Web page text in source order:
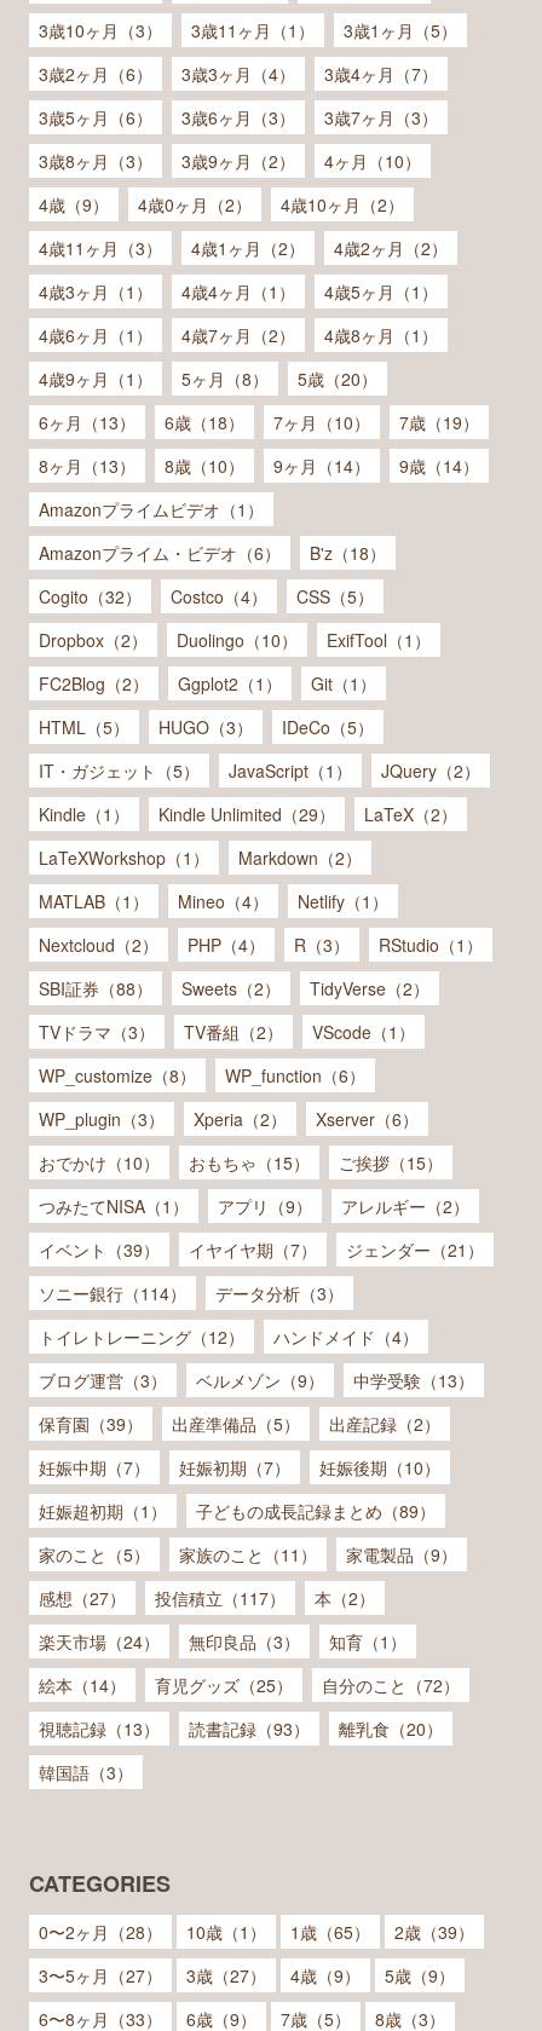
3歳10ヶ月（3）
3歳11ヶ月（1）
3歳1ヶ月（5）
3歳2ヶ月（6）
3歳3ヶ月（4）
3歳4ヶ月（7）
3歳5ヶ月（6）
3歳6ヶ月（3）
3歳7ヶ月（3）
3歳8ヶ月（3）
3歳9ヶ月（2）
4ヶ月（10）
4歳（9）
4歳0ヶ月（2）
4歳10ヶ月（2）
4歳11ヶ月（3）
4歳1ヶ月（2）
4歳2ヶ月（2）
4歳3ヶ月（1）
4歳4ヶ月（1）
4歳5ヶ月（1）
4歳6ヶ月（1）
4歳7ヶ月（2）
4歳8ヶ月（1）
4歳9ヶ月（1）
5ヶ月（8）
5歳（20）
6ヶ月（13）
6歳（18） 7ヶ月（10）
7歳（19）
8ヶ月（13）
8歳（10） 9ヶ月（14）
9歳（14）
Amazonプライムビデオ（1）
Amazonプライム・ビデオ（6）
B'z（18）
Cogito（32）
Costco（4）
CSS（5）
Dropbox（2）
Duolingo（10）
ExifTool（1）
FC2Blog（2）
Ggplot2（1）
Git（1）
HTML（5）
HUGO（3）
IDeCo（5）
IT・ガジェット（5）
JavaScript（1）
JQuery（2）
Kindle（1）
Kindle Unlimited（29）
LaTeX（2）
LaTeXWorkshop（1）
Markdown（2）
MATLAB（1）
Mineo（4）
Netlify（1）
Nextcloud（2）
PHP（4） R（3）
RStudio（1）
SBI証券（88）
Sweets（2）
TidyVerse（2）
TVドラマ（3）
TV番組（2）
VScode（1）
WP_customize（8）
WP_function（6）
WP_plugin（3）
Xperia（2）
Xserver（6）
おでかけ（10）
おもちゃ（15）
ご挨拶（15）
つみたてNISA（1）
アプリ（9）
アレルギー（2）
イベント（39）
イヤイヤ期（7）
ジェンダー（21）
ソニー銀行（114）
データ分析（3）
トイレトレーニング（12）
ハンドメイド（4）
ブログ運営（3）
ベルメゾン（9）
中学受験（13）
保育園（39）
出産準備品（5）
出産記録（2）
妊娠中期（7）
妊娠初期（7）
妊娠後期（10）
妊娠超初期（1）
子どもの成長記録まとめ（89）
家のこと（5）
家族のこと（11）
家電製品（9）
感想（27）
投信積立（117）
本（2）
楽天市場（24）
無印良品（3）
知育（1）
絵本（14）
育児グッズ（25）
自分のこと（72）
視聴記録（13）
読書記録（93）
離乳食（20）
韓国語（3）
CATEGORIES
0〜2ヶ月（28） 10歳（1） 1歳（65）
2歳（39）
3〜5ヶ月（27）
3歳（27） 4歳（9）
5歳（9）
6〜8ヶ月（33）
6歳（9） 7歳（5） 8歳（3）